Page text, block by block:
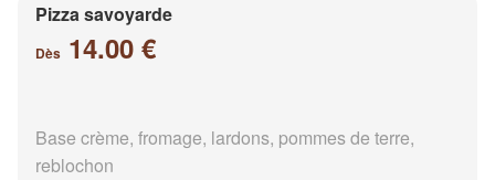
Pizza savoyarde
Dès 14.00 €
Base crème, fromage, lardons, pommes de terre,
reblochon